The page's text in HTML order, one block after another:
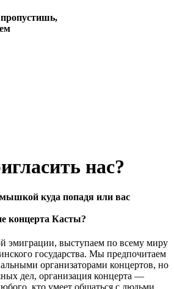
нас?
куда попадя или вас
концерта Касты?
эмиграции, выступаем по всему миру
государства. Мы предпочитаем
организаторами концертов, но
дел, организация концерта —
кто умеет общаться с людьми,